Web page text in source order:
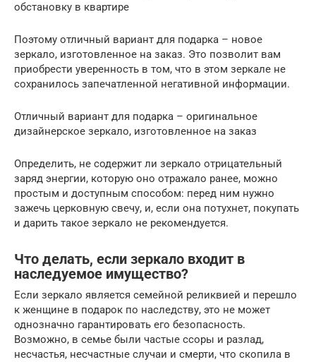
обстановку в квартире
Поэтому отличный вариант для подарка – новое
зеркало, изготовленное на заказ. Это позволит вам
приобрести уверенность в том, что в этом зеркале не
сохранилось запечатленной негативной информации.
Отличный вариант для подарка – оригинальное
дизайнерское зеркало, изготовленное на заказ
Определить, не содержит ли зеркало отрицательный
заряд энергии, которую оно отражало ранее, можно
простым и доступным способом: перед ним нужно
зажечь церковную свечу, и, если она потухнет, покупать
и дарить такое зеркало не рекомендуется.
Что делать, если зеркало входит в
наследуемое имущество?
Если зеркало является семейной реликвией и перешло
к женщине в подарок по наследству, это не может
однозначно гарантировать его безопасность.
Возможно, в семье были частые ссоры и разлад,
несчастья, несчастные случаи и смерти, что скопила в